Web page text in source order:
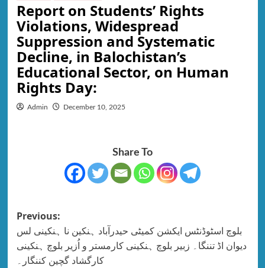
Report on Students’ Rights
Violations, Widespread
Suppression and Systematic
Decline, in Balochistan’s
Educational Sector, on Human
Rights Day:
Admin December 10, 2025
Share To
Previous:
بلوچ اسٹوڈنٹس ایکشن کمیٹی حیدرآباد ہنکین نا ہنکینی لس
دیوان اڈ تننگا۔ زبیر بلوچ ہنکینی کارمستر و اُزیر بلوچ ہنکینی
کارگشاد گچین کننگار۔